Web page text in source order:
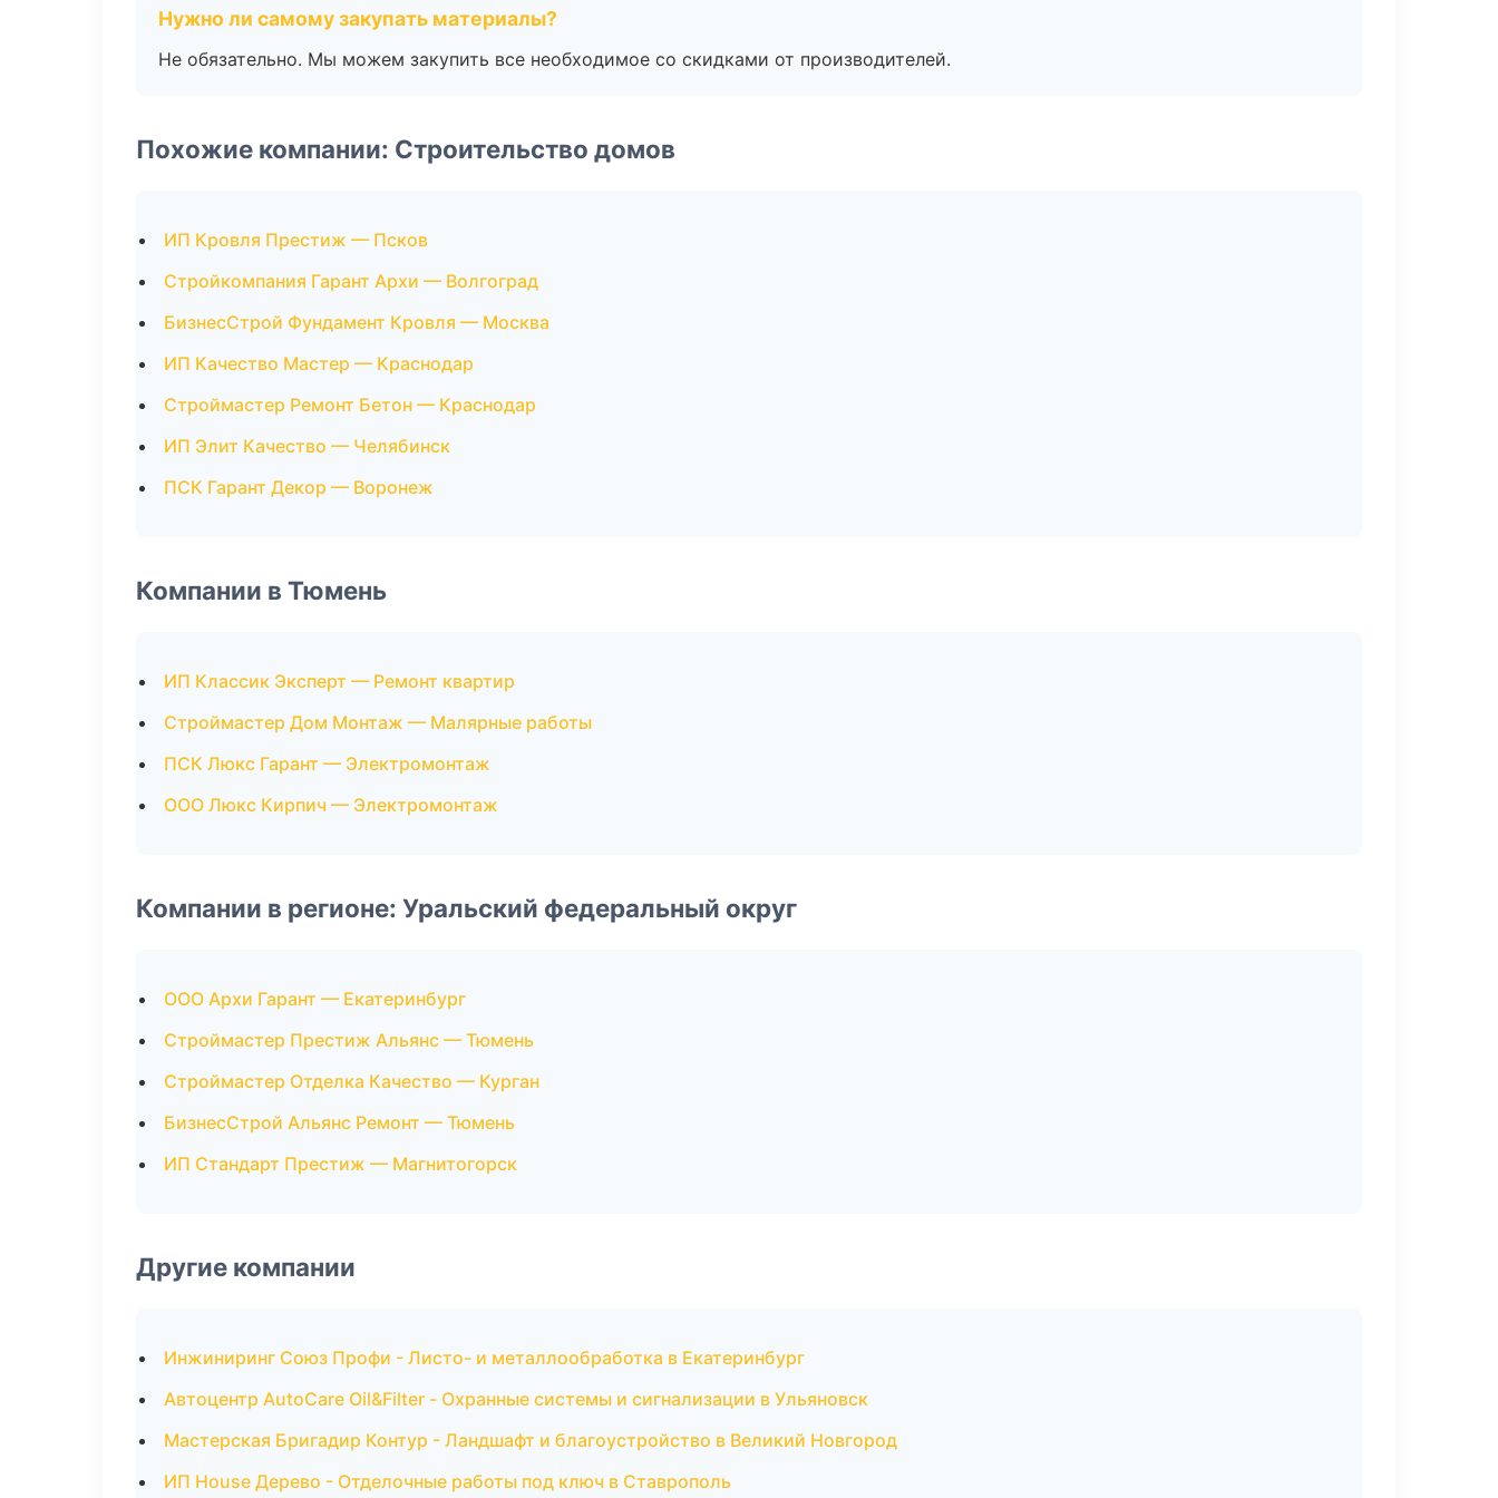
Нужно ли самому закупать материалы?
Не обязательно. Мы можем закупить все необходимое со скидками от производителей.
Похожие компании: Строительство домов
ИП Кровля Престиж — Псков
Стройкомпания Гарант Архи — Волгоград
БизнесСтрой Фундамент Кровля — Москва
ИП Качество Мастер — Краснодар
Строймастер Ремонт Бетон — Краснодар
ИП Элит Качество — Челябинск
ПСК Гарант Декор — Воронеж
Компании в Тюмень
ИП Классик Эксперт — Ремонт квартир
Строймастер Дом Монтаж — Малярные работы
ПСК Люкс Гарант — Электромонтаж
ООО Люкс Кирпич — Электромонтаж
Компании в регионе: Уральский федеральный округ
ООО Архи Гарант — Екатеринбург
Строймастер Престиж Альянс — Тюмень
Строймастер Отделка Качество — Курган
БизнесСтрой Альянс Ремонт — Тюмень
ИП Стандарт Престиж — Магнитогорск
Другие компании
Инжиниринг Союз Профи - Листо- и металлообработка в Екатеринбург
Автоцентр AutoCare Oil&Filter - Охранные системы и сигнализации в Ульяновск
Мастерская Бригадир Контур - Ландшафт и благоустройство в Великий Новгород
ИП House Дерево - Отделочные работы под ключ в Ставрополь